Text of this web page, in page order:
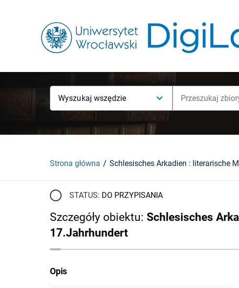
Wyszukaj wszędzie
Strona główna
STATUS: DO PRZYPISANIA
Szczegóły obiektu: Schlesisches
17.Jahrhundert
Opis